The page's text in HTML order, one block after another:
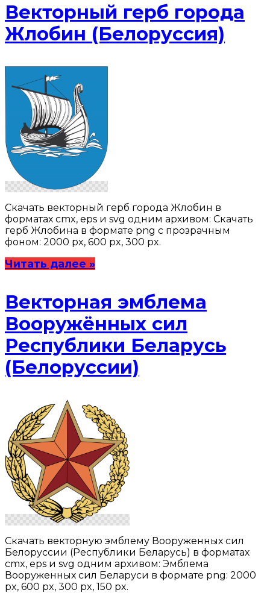
Векторный герб города
Жлобин (Белоруссия)
Скачать векторный герб города Жлобин в
форматах cmx, eps и svg одним архивом: Скачать
герб Жлобина в формате png с прозрачным
фоном: 2000 px, 600 px, 300 px.
Читать далее »
Векторная эмблема
Вооружённых сил
Республики Беларусь
(Белоруссии)
Скачать векторную эмблему Вооруженных сил
Белоруссии (Республики Беларусь) в форматах
cmx, eps и svg одним архивом: Эмблема
Вооруженных сил Беларуси в формате png: 2000
px, 600 px, 300 px, 150 px.